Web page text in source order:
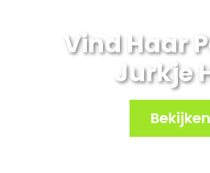
Vind Haar
Jurkje
Bekijken